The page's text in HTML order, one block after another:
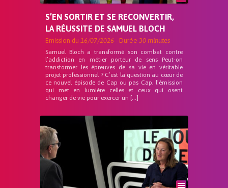
S’EN SORTIR ET SE RECONVERTIR,
LA RÉUSSITE DE SAMUEL BLOCH
Emission du 16/07/2026 - Durée 30 minutes
Samuel Bloch a transformé son combat contre
l’addiction en métier porteur de sens Peut-on
transformer les épreuves de sa vie en véritable
projet professionnel ? C’est la question au cœur de
ce nouvel épisode de Cap ou pas Cap, l’émission
qui met en lumière celles et ceux qui osent
changer de vie pour exercer un […]